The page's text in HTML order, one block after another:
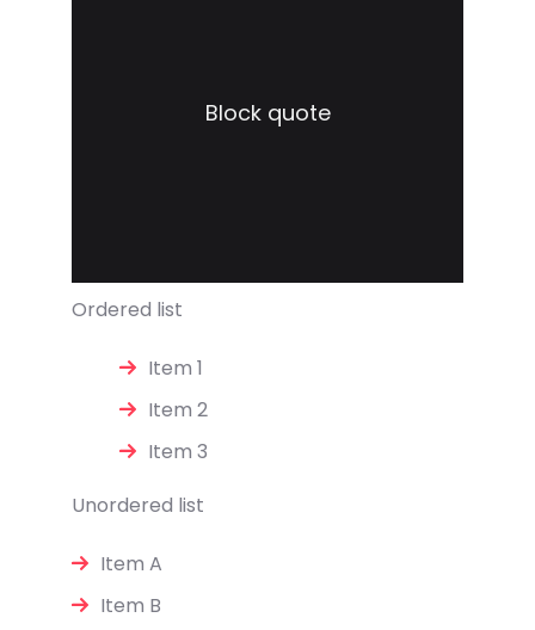
Block quote
Ordered list
Item 1
Item 2
Item 3
Unordered list
Item A
Item B